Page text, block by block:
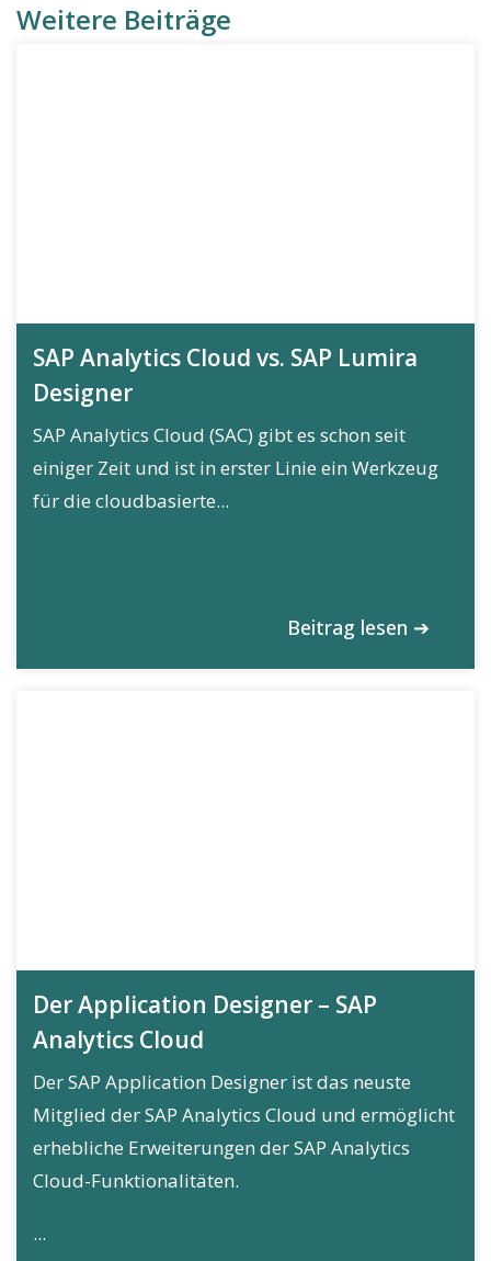
Weitere Beiträge
SAP Analytics Cloud vs. SAP Lumira
Designer
SAP Analytics Cloud (SAC) gibt es schon seit
einiger Zeit und ist in erster Linie ein Werkzeug
für die cloudbasierte...
Beitrag lesen ➔
Der Application Designer – SAP
Analytics Cloud
Der SAP Application Designer ist das neuste
Mitglied der SAP Analytics Cloud und ermöglicht
erhebliche Erweiterungen der SAP Analytics
Cloud-Funktionalitäten.
...